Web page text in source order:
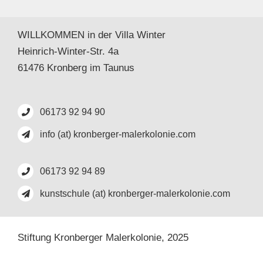
WILLKOMMEN in der Villa Winter
Heinrich-Winter-Str. 4a
61476 Kronberg im Taunus
06173 92 94 90
info (at) kronberger-malerkolonie.com
06173 92 94 89
kunstschule (at) kronberger-malerkolonie.com
Stiftung Kronberger Malerkolonie, 2025